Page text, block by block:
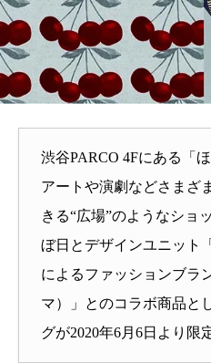
渋谷PARCO 4Fにある「
アートや演劇などさまざ
きる“広場”のようなショ
ぼ日とデザインユニット
によるファッションブラ
マ）」とのコラボ商品と
グが2020年6月6日より限